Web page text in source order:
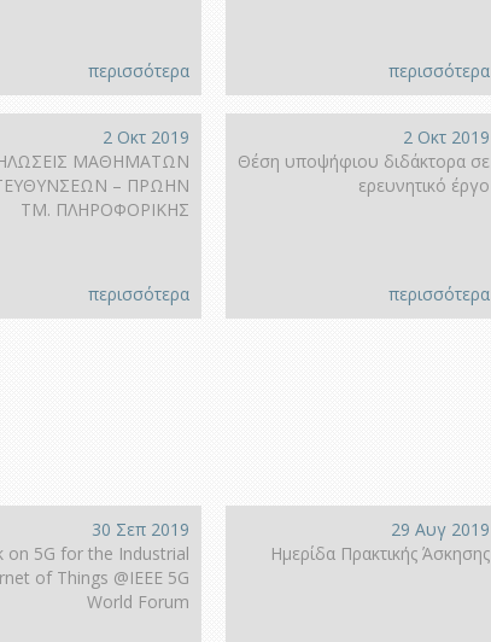
περισσότερα περισσότερα
2 Οκτ 2019
ΜΑΘΗΜΑΤΩΝ
– ΠΡΩΗΝ
ΤΜ. ΠΛΗΡΟΦΟΡΙΚΗΣ
περισσότερα
2 Οκτ 2019
Θέση υποψήφιου διδάκτορα σε
ερευνητικό έργο
περισσότερα
30 Σεπ 2019
on 5G for the Industrial
of Things @IEEE 5G
World Forum
29 Αυγ 2019
Ημερίδα Πρακτικής Άσκησης